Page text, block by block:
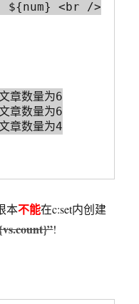
章数量为6
章数量为6
章数量为4
本不能在c:set内创建
!